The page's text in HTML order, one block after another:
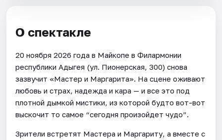
О спектакле
20 ноября 2026 года в Майкопе в Филармонии
республики Адыгея (ул. Пионерская, 300) снова
зазвучит «Мастер и Маргарита». На сцене оживают
любовь и страх, надежда и кара — и все это под
плотной дымкой мистики, из которой будто вот-вот
выскочит то самое “сегодня произойдет чудо”.
Зрители встретят Мастера и Маргариту, а вместе с